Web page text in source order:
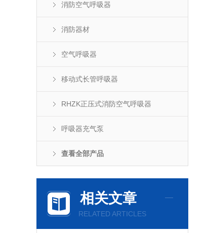
消防空气呼吸器
消防器材
空气呼吸器
移动式长管呼吸器
RHZK正压式消防空气呼吸器
呼吸器充气泵
查看全部产品
相关文章
RELATED ARTICLES